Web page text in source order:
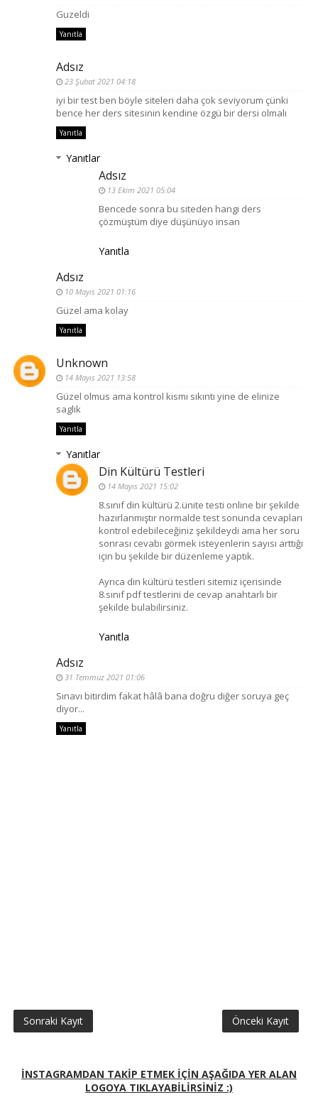
Guzeldi
Yanıtla
Adsız
23 Şubat 2021 04:18
iyi bir test ben böyle siteleri daha çok seviyorum çünki
bence her ders sitesinin kendine özgü bir dersi olmalı
Yanıtla
Yanıtlar
Adsız
13 Ekim 2021 05:04
Bencede sonra bu siteden hangi ders
çözmüştüm diye düşünüyo insan
Yanıtla
Adsız
10 Mayıs 2021 01:16
Güzel ama kolay
Yanıtla
Unknown
14 Mayıs 2021 13:58
Güzel olmus ama kontrol kısmı sıkıntı yine de elinize
saglik
Yanıtla
Yanıtlar
Din Kültürü Testleri
14 Mayıs 2021 15:02
8.sınıf din kültürü 2.ünite testi online bir şekilde
hazırlanmıştır normalde test sonunda cevapları
kontrol edebileceğiniz şekildeydi ama her soru
sonrası cevabı görmek isteyenlerin sayısı arttığı
için bu şekilde bir düzenleme yaptık.
Ayrıca din kültürü testleri sitemiz içerisinde
8.sınıf pdf testlerini de cevap anahtarlı bir
şekilde bulabilirsiniz.
Yanıtla
Adsız
31 Temmuz 2021 01:06
Sınavı bitirdim fakat hâlâ bana doğru diğer soruya geç
diyor...
Yanıtla
Sonraki Kayıt Önceki Kayıt
İNSTAGRAMDAN TAKİP ETMEK İÇİN AŞAĞIDA YER ALAN
LOGOYA TIKLAYABİLİRSİNİZ :)